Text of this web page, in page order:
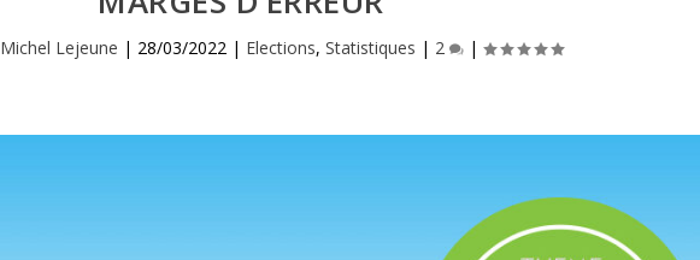
Michel Lejeune | 28/03/2022 | Elections,Statistiques | 2 |